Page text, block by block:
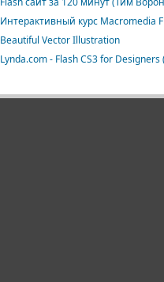
Интерактивный курс Macromedia
Beautiful Vector Illustration
Lynda.com - Flash CS3 for Designers